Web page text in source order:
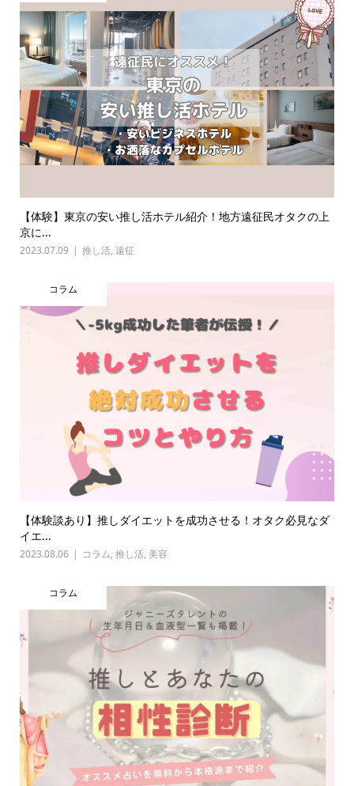
【体験】東京の安い推し活ホテル紹介！地方遠征民オタクの上
京に...
2023.07.09 推し活, 遠征
コラム
【体験談あり】推しダイエットを成功させる！オタク必見なダ
イエ...
2023.08.06 コラム, 推し活, 美容
コラム